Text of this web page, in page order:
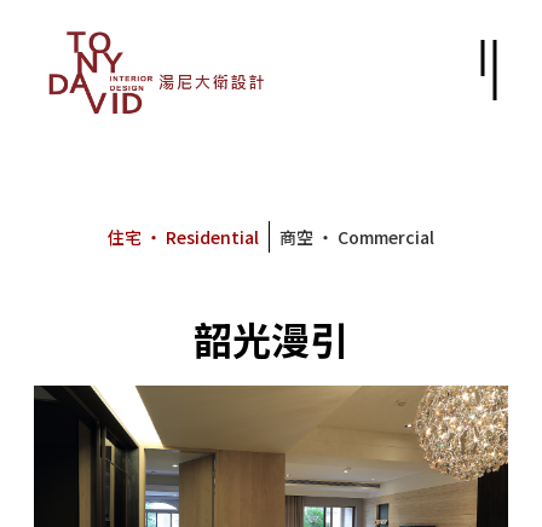
住宅 ‧ Residential 商空 ‧ Commercial
韶光漫引